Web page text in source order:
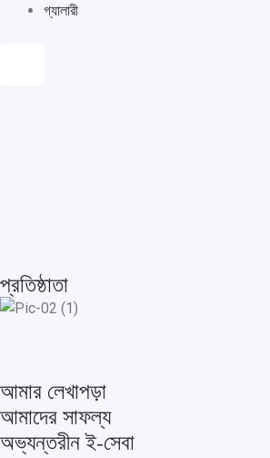
গ্যালারী
প্রতিষ্ঠাতা
আমার লেখাপড়া
আমাদের সাফল্য
অভ্যন্তরীন ই-সেবা